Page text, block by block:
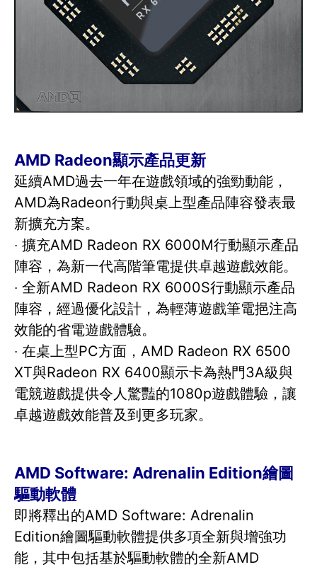
AMD Radeon顯示產品更新
延續AMD過去一年在遊戲領域的強勁動能，
AMD為Radeon行動與桌上型產品陣容發表最
新擴充方案。
‧ 擴充AMD Radeon RX 6000M行動顯示產品
陣容，為新一代高階筆電提供卓越遊戲效能。
‧ 全新AMD Radeon RX 6000S行動顯示產品
陣容，經過優化設計，為輕薄遊戲筆電挹注高
效能的省電遊戲體驗。
‧ 在桌上型PC方面，AMD Radeon RX 6500
XT與Radeon RX 6400顯示卡為熱門3A級與
電競遊戲提供令人驚豔的1080p遊戲體驗，讓
卓越遊戲效能普及到更多玩家。
AMD Software: Adrenalin Edition繪圖
驅動軟體
即將釋出的AMD Software: Adrenalin
Edition繪圖驅動軟體提供多項全新與增強功
能，其中包括基於驅動軟體的全新AMD